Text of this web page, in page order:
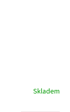
Skladem